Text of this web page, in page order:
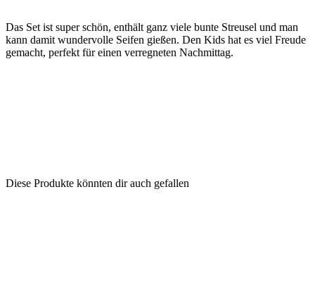
Das Set ist super schön, enthält ganz viele bunte Streusel und man
kann damit wundervolle Seifen gießen. Den Kids hat es viel Freude
gemacht, perfekt für einen verregneten Nachmittag.
Diese Produkte könnten dir auch gefallen